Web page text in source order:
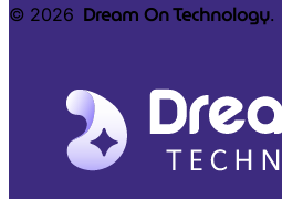
© 2026 Dream On Technology.